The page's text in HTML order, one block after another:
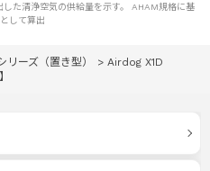
た清浄空気の供給量を示す。 AHAM規格に基
して算出
ーズ（置き型） > Airdog X1D